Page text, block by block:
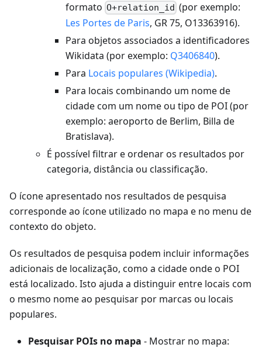
formato O+relation_id (por exemplo:
Les Portes de Paris, GR 75, O13363916).
Para objetos associados a identificadores
Wikidata (por exemplo: Q3406840).
Para Locais populares (Wikipedia).
Para locais combinando um nome de
cidade com um nome ou tipo de POI (por
exemplo: aeroporto de Berlim, Billa de
Bratislava).
É possível filtrar e ordenar os resultados por
categoria, distância ou classificação.
O ícone apresentado nos resultados de pesquisa
corresponde ao ícone utilizado no mapa e no menu de
contexto do objeto.
Os resultados de pesquisa podem incluir informações
adicionais de localização, como a cidade onde o POI
está localizado. Isto ajuda a distinguir entre locais com
o mesmo nome ao pesquisar por marcas ou locais
populares.
Pesquisar POIs no mapa - Mostrar no mapa: